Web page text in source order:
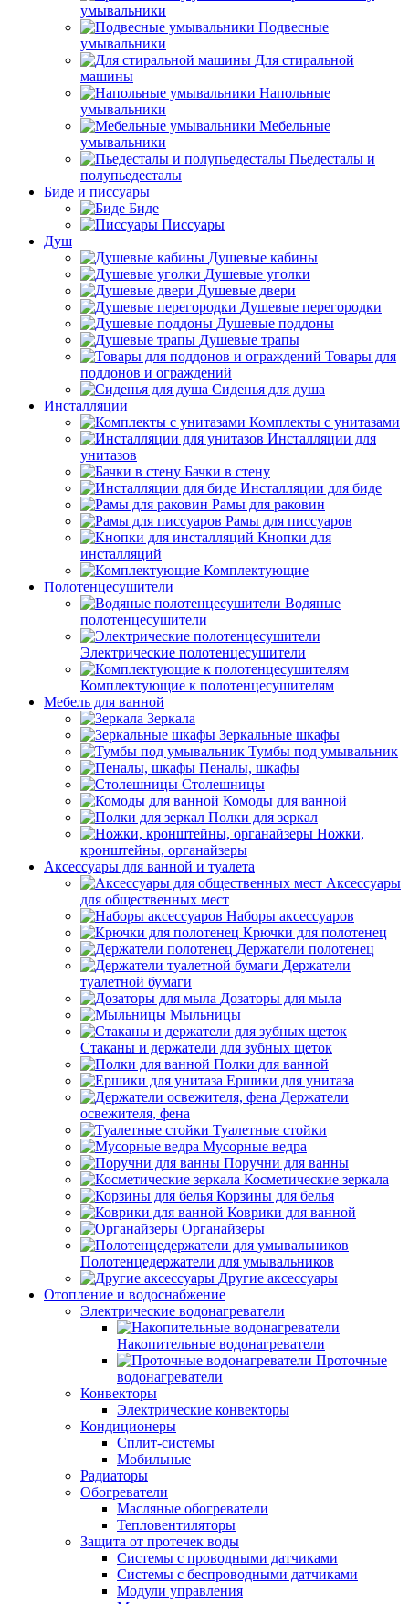
умывальники
Подвесные
умывальники
Для стиральной
машины
Напольные
умывальники
Мебельные
умывальники
Пьедесталы и
полупьедесталы
Биде и писсуары
Биде
Писсуары
Душ
Душевые кабины
Душевые уголки
Душевые двери
Душевые перегородки
Душевые поддоны
Душевые трапы
Товары для
поддонов и ограждений
Сиденья для душа
Инсталляции
Комплекты с унитазами
Инсталляции для
унитазов
Бачки в стену
Инсталляции для биде
Рамы для раковин
Рамы для писсуаров
Кнопки для
инсталляций
Комплектующие
Полотенцесушители
Водяные
полотенцесушители
Электрические полотенцесушители
Комплектующие к полотенцесушителям
Мебель для ванной
Зеркала
Зеркальные шкафы
Тумбы под умывальник
Пеналы, шкафы
Столешницы
Комоды для ванной
Полки для зеркал
Ножки,
кронштейны, органайзеры
Аксессуары для ванной и туалета
Аксессуары
для общественных мест
Наборы аксессуаров
Крючки для полотенец
Держатели полотенец
Держатели
туалетной бумаги
Дозаторы для мыла
Мыльницы
Стаканы и держатели для зубных щеток
Полки для ванной
Ершики для унитаза
Держатели
освежителя, фена
Туалетные стойки
Мусорные ведра
Поручни для ванны
Косметические зеркала
Корзины для белья
Коврики для ванной
Органайзеры
Полотенцедержатели для умывальников
Другие аксессуары
Отопление и водоснабжение
Электрические водонагреватели
Накопительные водонагреватели
Проточные
водонагреватели
Конвекторы
Электрические конвекторы
Кондиционеры
Сплит-системы
Мобильные
Радиаторы
Обогреватели
Масляные обогреватели
Тепловентиляторы
Защита от протечек воды
Системы с проводными датчиками
Системы с беспроводными датчиками
Модули управления